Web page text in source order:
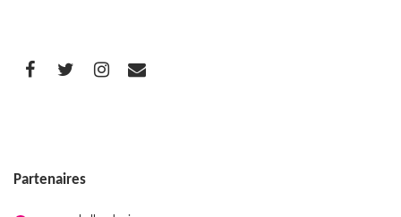
Partenaires